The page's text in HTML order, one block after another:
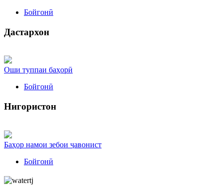
Бойгонӣ
Дастархон
Оши туппаи баҳорӣ
Бойгонӣ
Нигористон
Баҳор намои зебои ҷавонист
Бойгонӣ